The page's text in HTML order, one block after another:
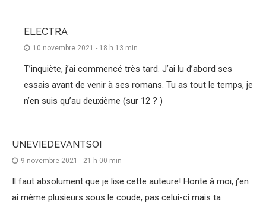
ELECTRA
10 novembre 2021 - 18 h 13 min
T’inquiète, j’ai commencé très tard. J’ai lu d’abord ses
essais avant de venir à ses romans. Tu as tout le temps, je
n’en suis qu’au deuxième (sur 12 ? )
UNEVIEDEVANTSOI
9 novembre 2021 - 21 h 00 min
Il faut absolument que je lise cette auteure! Honte à moi, j’en
ai même plusieurs sous le coude, pas celui-ci mais ta